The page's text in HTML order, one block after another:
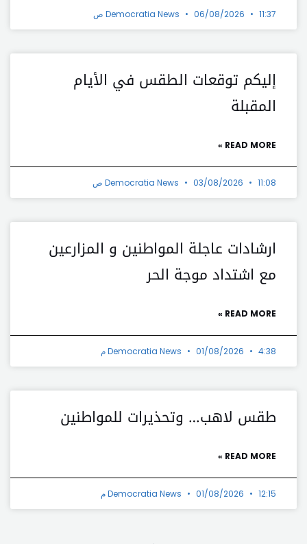
Democratia News 06/08/2026 11:37 ص
إليكم توقعات الطقس في الأيام
المقبلة
READ MORE »
Democratia News 03/08/2026 11:08 ص
ارشادات عاجلة المواطنين و المزارعين
مع اشتداد موجة الحر
READ MORE »
Democratia News 01/08/2026 4:38 م
طقس لاهب… وتحذيرات للمواطنين
READ MORE »
Democratia News 01/08/2026 12:15 م